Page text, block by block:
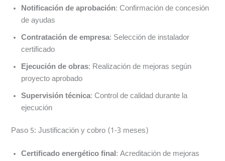
Notificación de aprobación: Confirmación de concesión
de ayudas
Contratación de empresa: Selección de instalador
certificado
Ejecución de obras: Realización de mejoras según
proyecto aprobado
Supervisión técnica: Control de calidad durante la
ejecución
Paso 5: Justificación y cobro (1-3 meses)
Certificado energético final: Acreditación de mejoras